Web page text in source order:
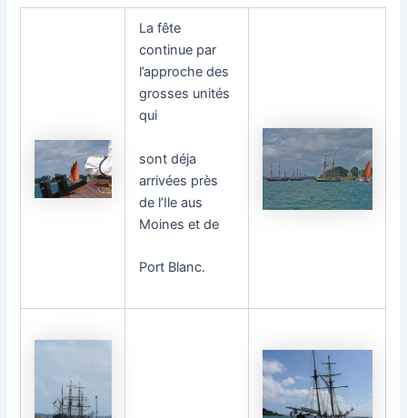
La fête
continue par
l’approche des
grosses unités
qui
sont déja
arrivées près
de l’Ile aus
Moines et de
Port Blanc.